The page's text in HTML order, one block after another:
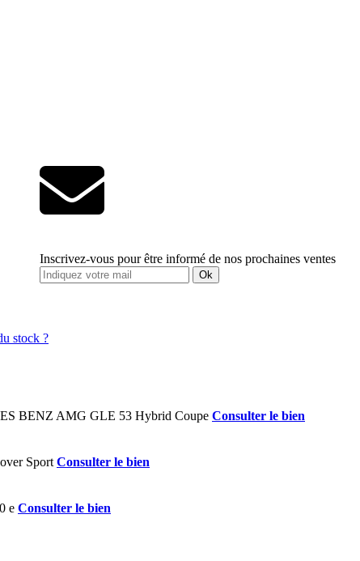
Inscrivez-vous pour être informé de nos prochaines ventes
Ok
Consulter le bien
Consulter le bien
Consulter le bien